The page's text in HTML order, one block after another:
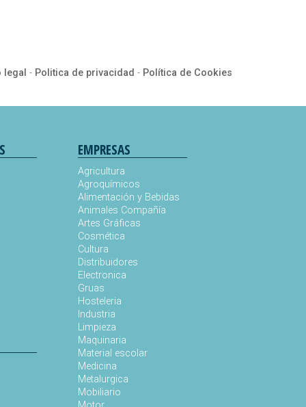
legal - Politica de privacidad - Política de Cookies
EMPRESAS
Agricultura
Agroquímicos
Alimentación y Bebidas
Animales Compañía
Artes Gráficas
Cosmética
Cultura
Distribuidores
Electronica
Gruas
Hosteleria
Industria
Limpieza
Maquinaria
Material escolar
Medicina
Metalurgica
Mobiliario